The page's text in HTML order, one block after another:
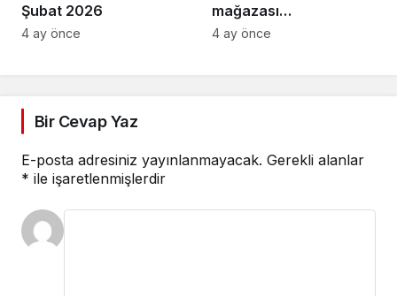
Şubat 2026
4 ay önce
mağazası
Osmangazi’de açıldı
4 ay önce
Bir Cevap Yaz
E-posta adresiniz yayınlanmayacak. Gerekli alanlar
* ile işaretlenmişlerdir